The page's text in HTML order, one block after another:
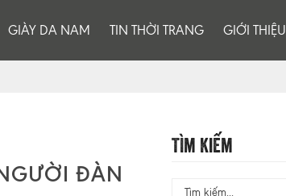
GIÀY DA NAM TIN THỜI TRANG GIỚI THIỆU
ĐÀN
Tìm Kiếm